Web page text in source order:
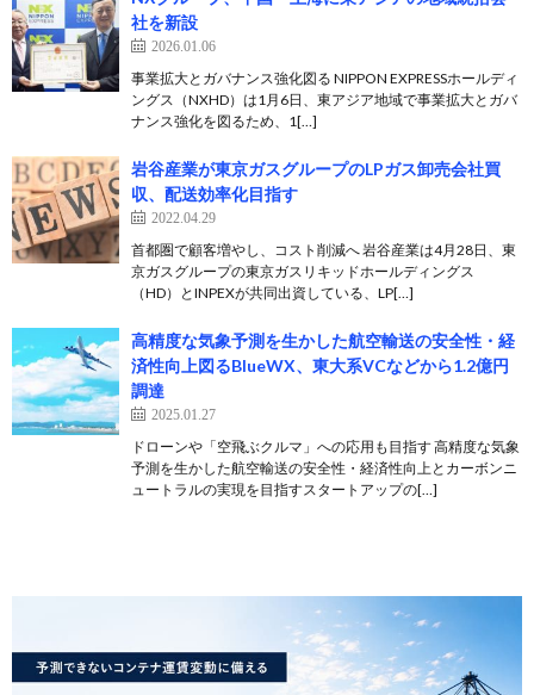
社を新設
2026.01.06
事業拡大とガバナンス強化図る NIPPON EXPRESSホールディ
ングス（NXHD）は1月6日、東アジア地域で事業拡大とガバ
ナンス強化を図るため、1[…]
岩谷産業が東京ガスグループのLPガス卸売会社買
収、配送効率化目指す
2022.04.29
首都圏で顧客増やし、コスト削減へ 岩谷産業は4月28日、東
京ガスグループの東京ガスリキッドホールディングス
（HD）とINPEXが共同出資している、LP[…]
高精度な気象予測を生かした航空輸送の安全性・経
済性向上図るBlueWX、東大系VCなどから1.2億円
調達
2025.01.27
ドローンや「空飛ぶクルマ」への応用も目指す 高精度な気象
予測を生かした航空輸送の安全性・経済性向上とカーボンニ
ュートラルの実現を目指すスタートアップの[…]